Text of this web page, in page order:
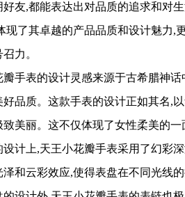
友,都能表达出对品质的追求和对
现了其卓越的产品品质和设计魅力,
力。
瓣手表的设计灵感来源于古希腊神
品质。这款手表的设计正如其名,
美丽。这不仅体现了女性柔美的一
设计上,天王小花瓣手表采用了幻彩
和云彩效应,使得表盘在不同光线